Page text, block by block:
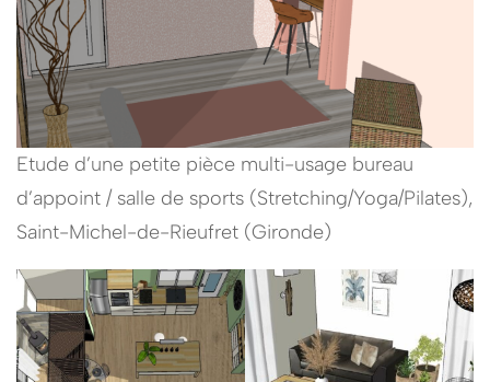
Etude d’une petite pièce multi-usage bureau
d’appoint / salle de sports (Stretching/Yoga/Pilates),
Saint-Michel-de-Rieufret (Gironde)